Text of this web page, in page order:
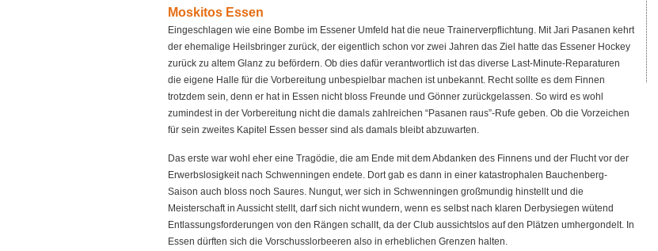
Moskitos Essen
Eingeschlagen wie eine Bombe im Essener Umfeld hat die neue Trainerverpflichtung. Mit Jari Pasanen kehrt
der ehemalige Heilsbringer zurück, der eigentlich schon vor zwei Jahren das Ziel hatte das Essener Hockey
zurück zu altem Glanz zu befördern. Ob dies dafür verantwortlich ist das diverse Last-Minute-Reparaturen
die eigene Halle für die Vorbereitung unbespielbar machen ist unbekannt. Recht sollte es dem Finnen
trotzdem sein, denn er hat in Essen nicht bloss Freunde und Gönner zurückgelassen. So wird es wohl
zumindest in der Vorbereitung nicht die damals zahlreichen “Pasanen raus”-Rufe geben. Ob die Vorzeichen
für sein zweites Kapitel Essen besser sind als damals bleibt abzuwarten.
Das erste war wohl eher eine Tragödie, die am Ende mit dem Abdanken des Finnens und der Flucht vor der
Erwerbslosigkeit nach Schwenningen endete. Dort gab es dann in einer katastrophalen Bauchenberg-
Saison auch bloss noch Saures. Nungut, wer sich in Schwenningen großmundig hinstellt und die
Meisterschaft in Aussicht stellt, darf sich nicht wundern, wenn es selbst nach klaren Derbysiegen wütend
Entlassungsforderungen von den Rängen schallt, da der Club aussichtslos auf den Plätzen umhergondelt. In
Essen dürften sich die Vorschusslorbeeren also in erheblichen Grenzen halten.